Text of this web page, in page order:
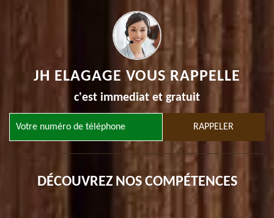
JH ELAGAGE VOUS RAPPELLE
c'est immediat et gratuit
DÉCOUVREZ NOS COMPÉTENCES